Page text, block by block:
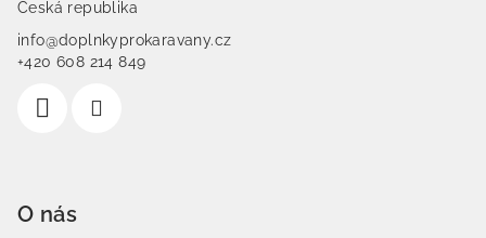
Česká republika
info@doplnkyprokaravany.cz
+420 608 214 849
O nás